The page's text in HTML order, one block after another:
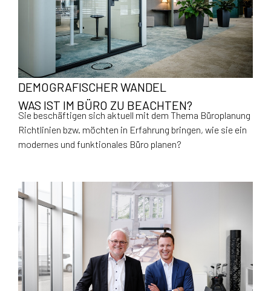
DEMOGRAFISCHER WANDEL
WAS IST IM BÜRO ZU BEACHTEN?
Sie beschäftigen sich aktuell mit dem Thema Büroplanung
Richtlinien bzw. möchten in Erfahrung bringen, wie sie ein
modernes und funktionales Büro planen?